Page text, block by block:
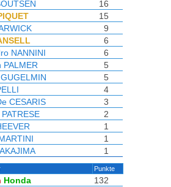
16
15
9
6
NANNINI
6
PALMER
5
5
4
CESARIS
3
2
1
1
1
Punkte
Honda
132